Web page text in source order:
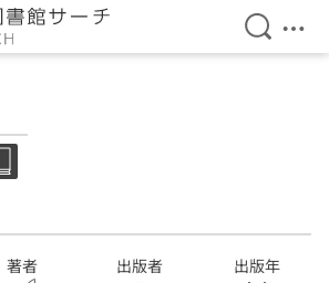
検索を
メ
著者 出版者 出版年